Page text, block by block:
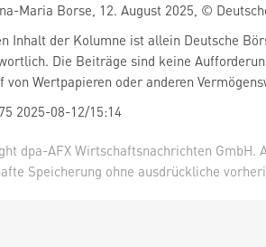
Maria Borse, 12. August 2025, ©
Inhalt der Kolumne ist allein Deutsche
Die Beiträge sind keine
von Wertpapieren oder anderen
2025-08-12/15:14
dpa-AFX Wirtschaftsnachrichten
Speicherung ohne ausdrückliche